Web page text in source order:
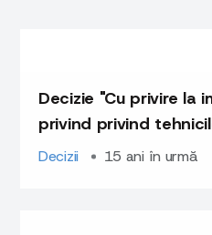
Decizie "Cu privire la
privind privind
de portalul
Decizii 15 ani în urmă